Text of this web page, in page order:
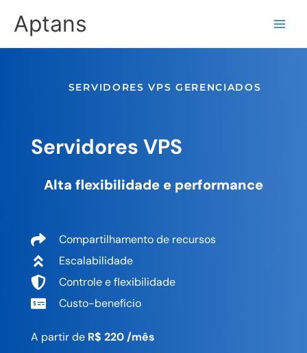
paraAptans
SERVIDORES VPS GERENCIADOS
Servidores VPS
Alta flexibilidade e performance
Compartilhamento de recursos
Escalabilidade
Controle e flexibilidade
Custo-benefício
A partir de R$ 220 /mês